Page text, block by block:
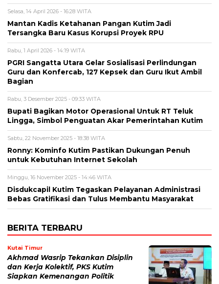
Selasa, 14 April 2026 - 16:28 WITA
Mantan Kadis Ketahanan Pangan Kutim Jadi
Tersangka Baru Kasus Korupsi Proyek RPU
Rabu, 1 April 2026 - 14:19 WITA
PGRI Sangatta Utara Gelar Sosialisasi Perlindungan
Guru dan Konfercab, 127 Kepsek dan Guru Ikut Ambil
Bagian
Rabu, 3 Desember 2025 - 09:33 WITA
Bupati Bagikan Motor Operasional Untuk RT Teluk
Lingga, Simbol Penguatan Akar Pemerintahan Kutim
Sabtu, 22 November 2025 - 18:38 WITA
Ronny: Kominfo Kutim Pastikan Dukungan Penuh
untuk Kebutuhan Internet Sekolah
Minggu, 16 November 2025 - 14:46 WITA
Disdukcapil Kutim Tegaskan Pelayanan Administrasi
Bebas Gratifikasi dan Tulus Membantu Masyarakat
BERITA TERBARU
Kutai Timur
Akhmad Wasrip Tekankan Disiplin
dan Kerja Kolektif, PKS Kutim
Siapkan Kemenangan Politik